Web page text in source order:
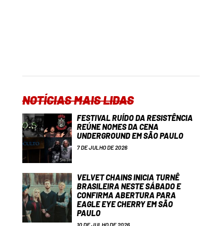
NOTÍCIAS MAIS LIDAS
FESTIVAL RUÍDO DA RESISTÊNCIA
REÚNE NOMES DA CENA
UNDERGROUND EM SÃO PAULO
7 DE JULHO DE 2026
VELVET CHAINS INICIA TURNÊ
BRASILEIRA NESTE SÁBADO E
CONFIRMA ABERTURA PARA
EAGLE EYE CHERRY EM SÃO
PAULO
10 DE JULHO DE 2026